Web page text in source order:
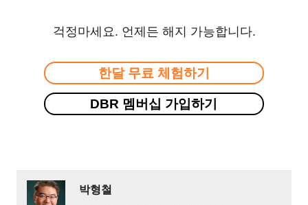
걱정마세요. 언제든 해지 가능합니다.
한달 무료 체험하기
DBR 멤버십 가입하기
박형철